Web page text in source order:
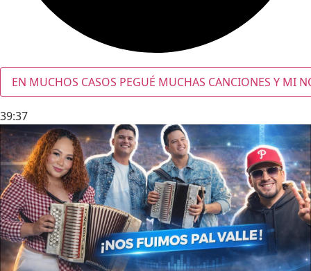
EN MUCHOS CASOS PEGUÉ MUCHAS CANCIONES Y MI
39:37